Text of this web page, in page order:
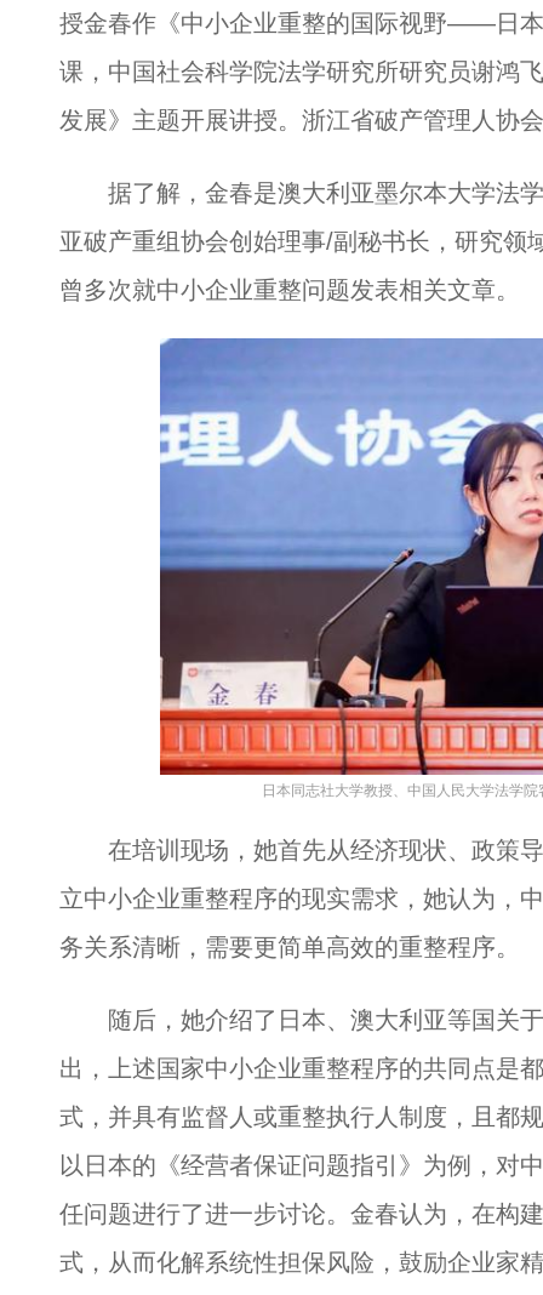
授金春作《中小企业重整的国际视野——日
课，中国社会科学院法学研究所研究员谢鸿
发展》主题开展讲授。浙江省破产管理人协
据了解，金春是澳大利亚墨尔本大学法学
亚破产重组协会创始理事/副秘书长，研究领
曾多次就中小企业重整问题发表相关文章。
日本同志社大学教授、中国人民大学法学
在培训现场，她首先从经济现状、政策导
立中小企业重整程序的现实需求，她认为，
务关系清晰，需要更简单高效的重整程序。
随后，她介绍了日本、澳大利亚等国关于
出，上述国家中小企业重整程序的共同点是
式，并具有监督人或重整执行人制度，且都
以日本的《经营者保证问题指引》为例，对
任问题进行了进一步讨论。金春认为，在构
式，从而化解系统性担保风险，鼓励企业家